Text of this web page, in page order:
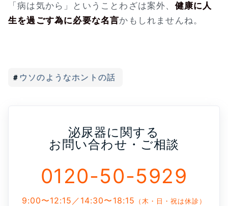
「病は気から」ということわざは案外、健康に人
生を過ごす為に必要な名言かもしれませんね。
ウソのようなホントの話
泌尿器に関する
お問い合わせ・ご相談
0120-50-5929
9:00〜12:15／14:30〜18:15 （木・日・祝は休診）